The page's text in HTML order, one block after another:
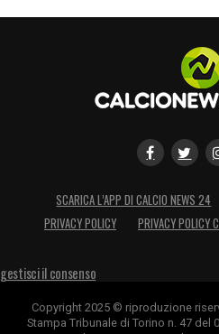
SCARICA L’APP DI CALCIO NEWS 24
PRIVACY POLICY
PRIVACY POLICY
gestisci il consenso
Copyright 2025 © riproduzione
Stampa Tribunale di Torino n. 47 del